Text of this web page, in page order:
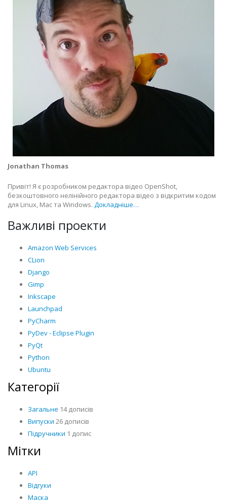
Jonathan Thomas
Привіт! Я є розробником редактора відео OpenShot,
безкоштовного нелінійного редактора відео з відкритим кодом
для Linux, Mac та Windows. Докладніше…
Важливі проекти
Amazon Web Services
CLion
Django
Gimp
Inkscape
Launchpad
PyCharm
PyDev - Eclipse Plugin
PyQt
Python
Ubuntu
Категорії
Загальне 14 дописів
Випуски 26 дописів
Підручники 1 допис
Мітки
API
Відгуки
Маска